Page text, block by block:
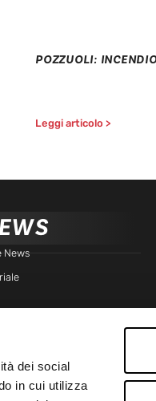
dei social
in cui utilizza
POZZUOLI:
Leggi articolo >
News